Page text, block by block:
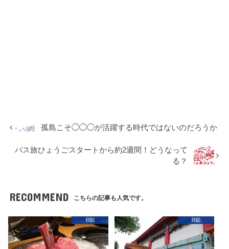
孤島こそ◯◯◯が活躍する時代ではないのだろうか
バス旅ひょうごスタートから約2週間！どうなって
る？
RECOMMEND こちらの記事も人気です。
日記 日記